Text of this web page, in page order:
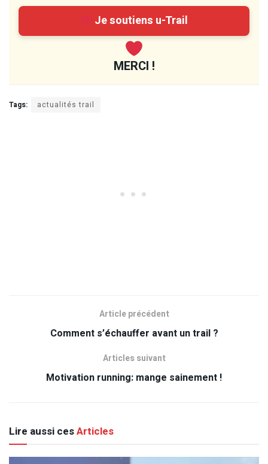
Je soutiens u-Trail
MERCI !
Tags: actualités trail
Article précédent
Comment s’échauffer avant un trail ?
Articles suivant
Motivation running: mange sainement !
Lire aussi cesArticles